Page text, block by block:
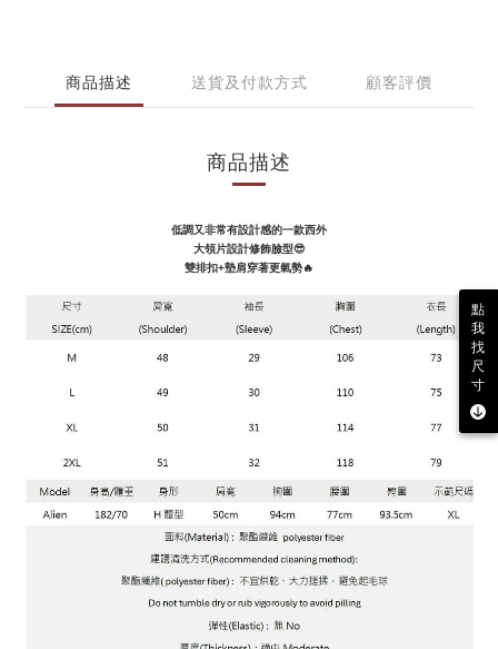
商品描述 送貨及付款方式 顧客評價
商品描述
低調又非常有設計感的一款西外
大領片設計修飾臉型😎
雙排扣+墊肩穿著更氣勢🔥
點
我
找
尺
寸